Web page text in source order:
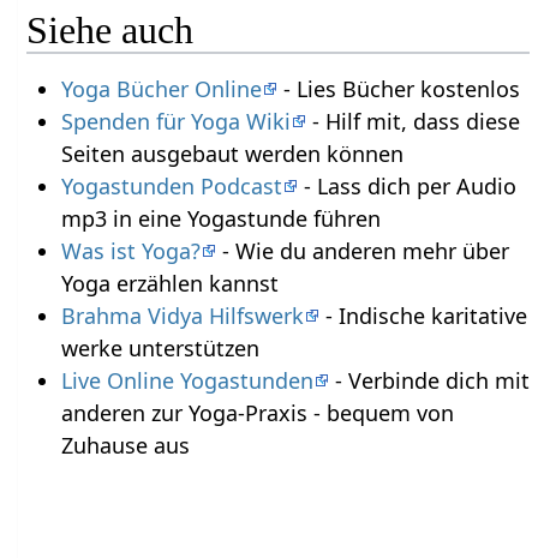
Siehe auch
Yoga Bücher Online
- Lies Bücher kostenlos
Spenden für Yoga Wiki
- Hilf mit, dass diese
Seiten ausgebaut werden können
Yogastunden Podcast
- Lass dich per Audio
mp3 in eine Yogastunde führen
Was ist Yoga?
- Wie du anderen mehr über
Yoga erzählen kannst
Brahma Vidya Hilfswerk
- Indische karitative
werke unterstützen
Live Online Yogastunden
- Verbinde dich mit
anderen zur Yoga-Praxis - bequem von
Zuhause aus